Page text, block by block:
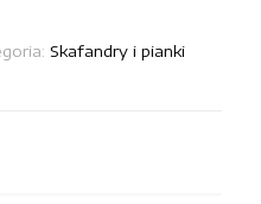
Skafandry i pianki